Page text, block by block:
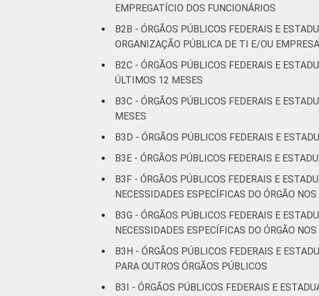
EMPREGATÍCIO DOS FUNCIONÁRIOS
B2B - ÓRGÃOS PÚBLICOS FEDERAIS E
ORGANIZAÇÃO PÚBLICA DE TI E/OU
B2C - ÓRGÃOS PÚBLICOS FEDERAIS E
ÚLTIMOS 12 MESES
B3C - ÓRGÃOS PÚBLICOS FEDERAIS E
MESES
B3D - ÓRGÃOS PÚBLICOS FEDERAIS E
B3E - ÓRGÃOS PÚBLICOS FEDERAIS E
B3F - ÓRGÃOS PÚBLICOS FEDERAIS E
NECESSIDADES ESPECÍFICAS DO ÓRGÃO
B3G - ÓRGÃOS PÚBLICOS FEDERAIS E
NECESSIDADES ESPECÍFICAS DO ÓRGÃO
B3H - ÓRGÃOS PÚBLICOS FEDERAIS E
PARA OUTROS ÓRGÃOS PÚBLICOS
B3I - ÓRGÃOS PÚBLICOS FEDERAIS E